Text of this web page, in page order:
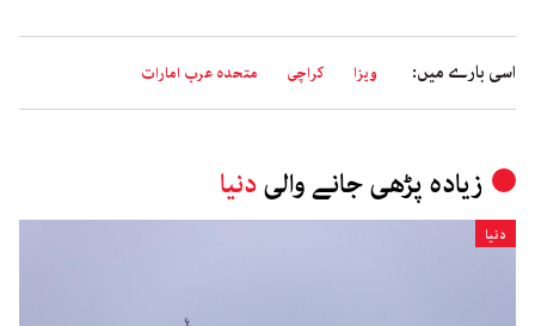
اسی بارے میں: ویزا کراچی متحدہ عرب امارات
زیادہ پڑھی جانے والیدنیا
دنیا